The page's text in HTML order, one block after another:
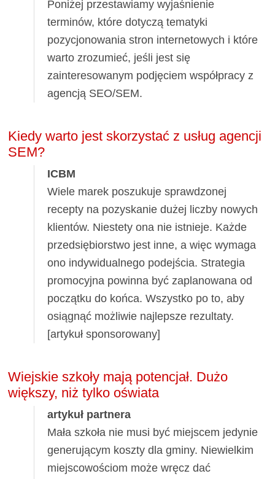
Poniżej przestawiamy wyjaśnienie
terminów, które dotyczą tematyki
pozycjonowania stron internetowych i które
warto zrozumieć, jeśli jest się
zainteresowanym podjęciem współpracy z
agencją SEO/SEM.
Kiedy warto jest skorzystać z usług agencji
SEM?
ICBM
Wiele marek poszukuje sprawdzonej
recepty na pozyskanie dużej liczby nowych
klientów. Niestety ona nie istnieje. Każde
przedsiębiorstwo jest inne, a więc wymaga
ono indywidualnego podejścia. Strategia
promocyjna powinna być zaplanowana od
początku do końca. Wszystko po to, aby
osiągnąć możliwie najlepsze rezultaty.
[artykuł sponsorowany]
Wiejskie szkoły mają potencjał. Dużo
większy, niż tylko oświata
artykuł partnera
Mała szkoła nie musi być miejscem jedynie
generującym koszty dla gminy. Niewielkim
miejscowościom może wręcz dać